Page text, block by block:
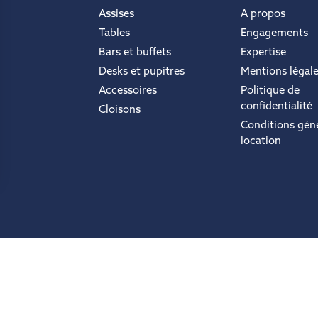
Assises
Tables
Bars et buffets
Desks et pupitres
Accessoires
Cloisons
A propos
Engagements
Expertise
Mentions
Politique de
confidentialité
Conditions
location